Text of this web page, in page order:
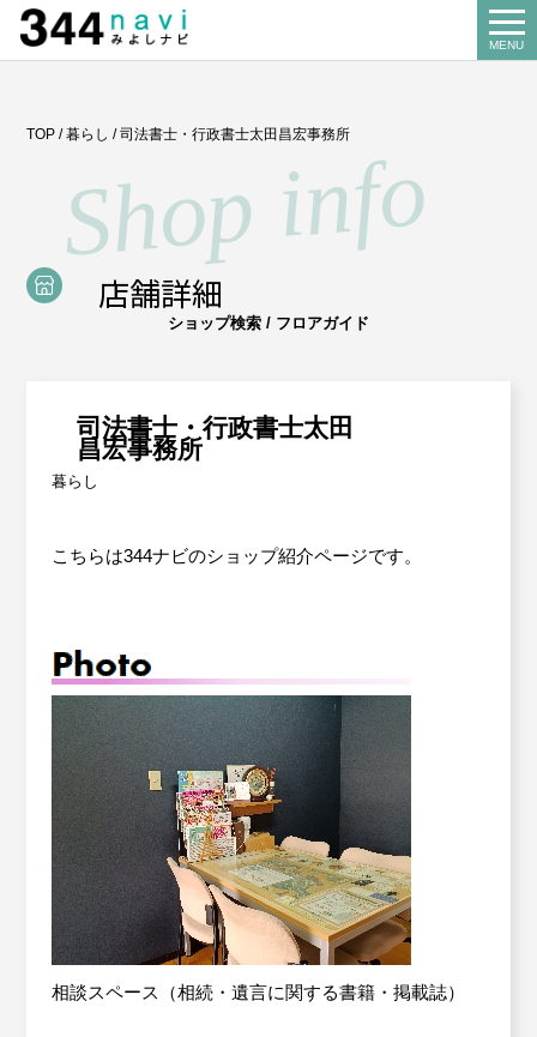
MENU
TOP /暮らし /司法書士・行政書士太田昌宏事務所
店舗詳細
ショップ検索 / フロアガイド
司法書士・行政書士太田
昌宏事務所
暮らし
こちらは344ナビのショップ紹介ページです。
相談スペース（相続・遺言に関する書籍・掲載誌）
お店を探す
About us
みよし商工会とは
Our business
事業案内
記帳相談指導
労働保険事務委託
優良従業員表彰
火災共済制度
中小企業共済制度
小規模企業共済制度
中小企業倒産防止共済制度
Miyoshi map
みよしマップ